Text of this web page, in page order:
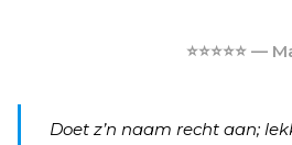
⭐⭐⭐⭐⭐ —
Doet z’n naam recht aan;